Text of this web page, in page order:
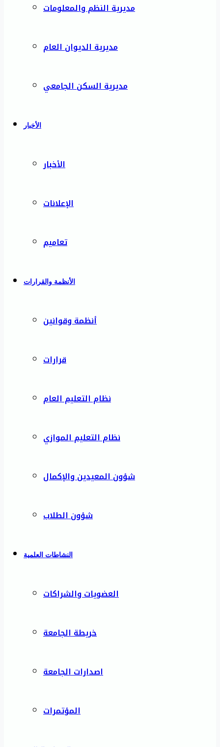
مديرية النظم والمعلومات
مديرية الديوان العام
مديرية السكن الجامعي
الأخبار
الأخبار
الإعلانات
تعاميم
الأنظمة والقرارات
أنظمة وقوانين
قرارات
نظام التعليم العام
نظام التعليم الموازي
شؤون المعيدين والإكمال
شؤون الطلاب
النشاطات العلمية
العضويات والشراكات
خريطة الجامعة
اصدارات الجامعة
المؤتمرات